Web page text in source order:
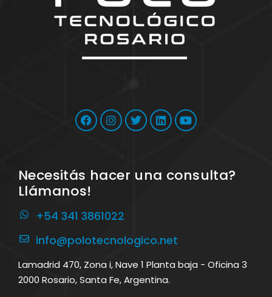
Necesitás hacer una consulta?
Llámanos!
+54 341 3861022
info@polotecnologico.net
Lamadrid 470, Zona i, Nave 1 Planta baja - Oficina 3
2000 Rosario, Santa Fe, Argentina.